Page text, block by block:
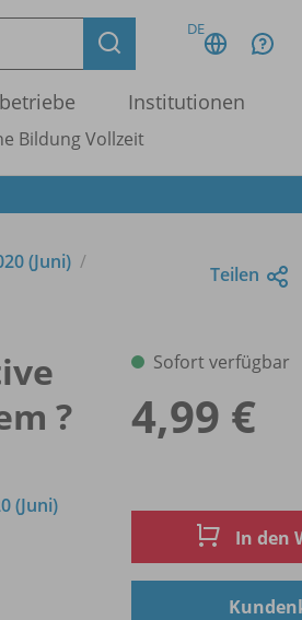
DE
Institutionen
Bildung Vollzeit
(Juni)
Teilen
?
(Juni)
Sofort verfügbar
4,99 €
In den